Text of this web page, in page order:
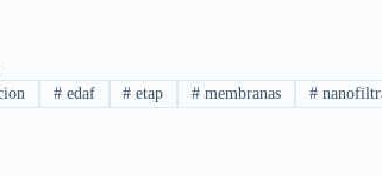
#edaf # etap # membranas #